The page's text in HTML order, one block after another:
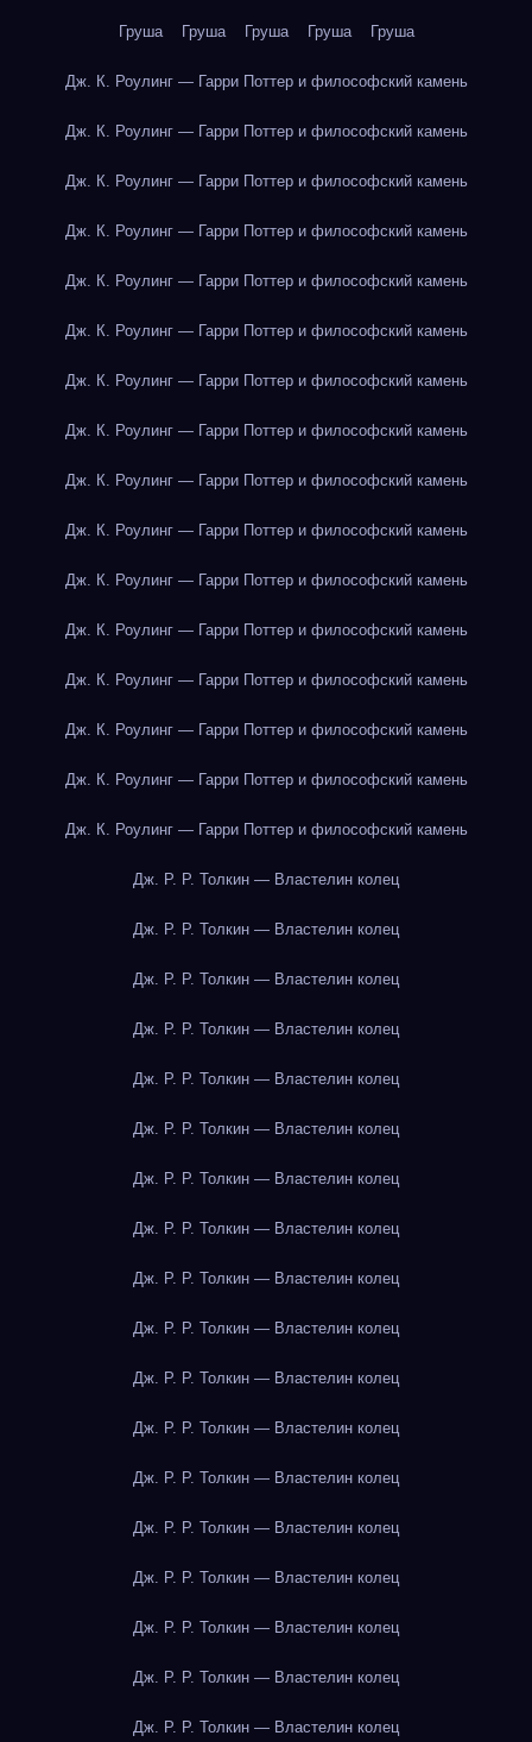
Груша Груша Груша Груша Груша
Дж. К. Роулинг — Гарри Поттер и философский камень
Дж. К. Роулинг — Гарри Поттер и философский камень
Дж. К. Роулинг — Гарри Поттер и философский камень
Дж. К. Роулинг — Гарри Поттер и философский камень
Дж. К. Роулинг — Гарри Поттер и философский камень
Дж. К. Роулинг — Гарри Поттер и философский камень
Дж. К. Роулинг — Гарри Поттер и философский камень
Дж. К. Роулинг — Гарри Поттер и философский камень
Дж. К. Роулинг — Гарри Поттер и философский камень
Дж. К. Роулинг — Гарри Поттер и философский камень
Дж. К. Роулинг — Гарри Поттер и философский камень
Дж. К. Роулинг — Гарри Поттер и философский камень
Дж. К. Роулинг — Гарри Поттер и философский камень
Дж. К. Роулинг — Гарри Поттер и философский камень
Дж. К. Роулинг — Гарри Поттер и философский камень
Дж. К. Роулинг — Гарри Поттер и философский камень
Дж. Р. Р. Толкин — Властелин колец
Дж. Р. Р. Толкин — Властелин колец
Дж. Р. Р. Толкин — Властелин колец
Дж. Р. Р. Толкин — Властелин колец
Дж. Р. Р. Толкин — Властелин колец
Дж. Р. Р. Толкин — Властелин колец
Дж. Р. Р. Толкин — Властелин колец
Дж. Р. Р. Толкин — Властелин колец
Дж. Р. Р. Толкин — Властелин колец
Дж. Р. Р. Толкин — Властелин колец
Дж. Р. Р. Толкин — Властелин колец
Дж. Р. Р. Толкин — Властелин колец
Дж. Р. Р. Толкин — Властелин колец
Дж. Р. Р. Толкин — Властелин колец
Дж. Р. Р. Толкин — Властелин колец
Дж. Р. Р. Толкин — Властелин колец
Дж. Р. Р. Толкин — Властелин колец
Дж. Р. Р. Толкин — Властелин колец